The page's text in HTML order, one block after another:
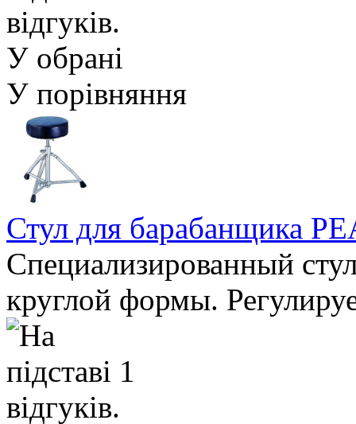
У обрані
У порівняння
Стул для барабанщика
Специализированный
круглой формы.